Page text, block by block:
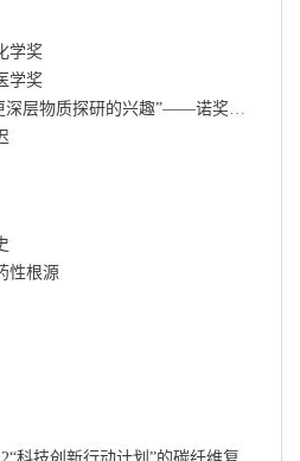
学奖
学奖
性根源